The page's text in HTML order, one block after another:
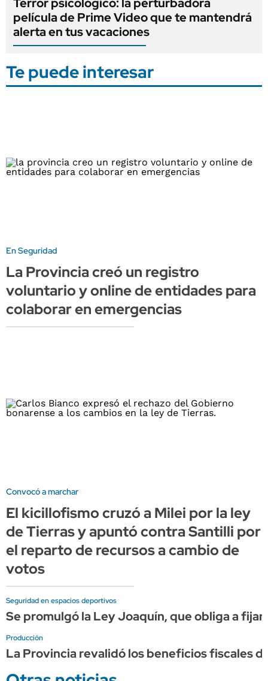
película de Prime Video que te mantendrá
alerta en tus vacaciones
Te puede interesar
En Seguridad
La Provincia creó un registro
voluntario y online de entidades para
colaborar en emergencias
Convocó a marchar
El kicillofismo cruzó a Milei por la ley
de Tierras y apuntó contra Santilli por
el reparto de recursos a cambio de
votos
Seguridad en espacios deportivos
Se promulgó la Ley Joaquín, que obliga a
Producción
La Provincia revalidó los beneficios fiscales